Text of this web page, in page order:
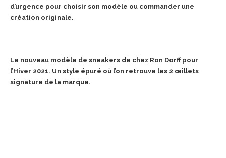
d’urgence pour choisir son modèle ou commander une
création originale.
Le nouveau modèle de sneakers de chez Ron Dorff pour
l’Hiver 2021. Un style épuré où l’on retrouve les 2 œillets
signature de la marque.